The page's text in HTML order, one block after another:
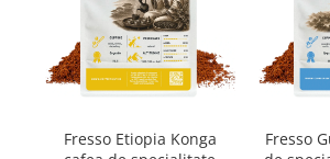
Fresso Etiopia Konga
Fresso